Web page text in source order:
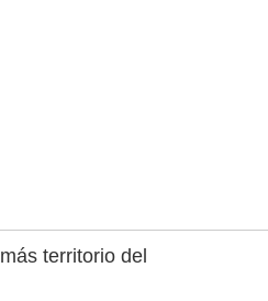
territorio del